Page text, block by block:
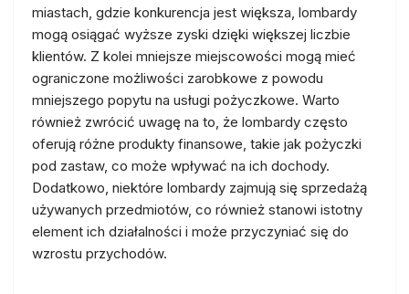
miastach, gdzie konkurencja jest większa, lombardy
mogą osiągać wyższe zyski dzięki większej liczbie
klientów. Z kolei mniejsze miejscowości mogą mieć
ograniczone możliwości zarobkowe z powodu
mniejszego popytu na usługi pożyczkowe. Warto
również zwrócić uwagę na to, że lombardy często
oferują różne produkty finansowe, takie jak pożyczki
pod zastaw, co może wpływać na ich dochody.
Dodatkowo, niektóre lombardy zajmują się sprzedażą
używanych przedmiotów, co również stanowi istotny
element ich działalności i może przyczyniać się do
wzrostu przychodów.